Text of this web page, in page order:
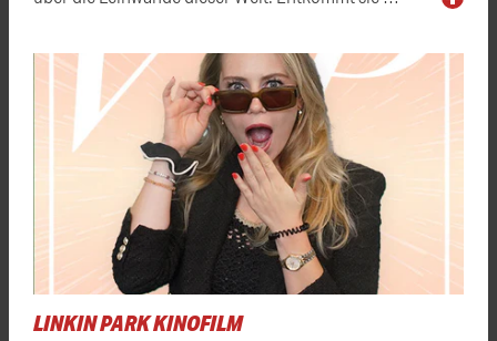
LINKIN PARK KINOFILM